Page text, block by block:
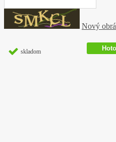
skladom
Nový